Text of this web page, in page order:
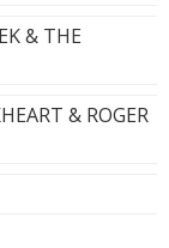
& THE
& ROGER